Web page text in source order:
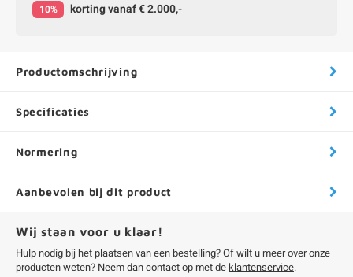
10% korting vanaf € 2.000,-
Productomschrijving
Specificaties
Normering
Aanbevolen bij dit product
Wij staan voor u klaar!
Hulp nodig bij het plaatsen van een bestelling? Of wilt u meer over onze
producten weten? Neem dan contact op met de klantenservice.